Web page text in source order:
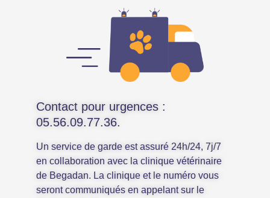
Contact pour urgences :
05.56.09.77.36.
Un service de garde est assuré 24h/24, 7j/7
en collaboration avec la clinique vétérinaire
de Begadan. La clinique et le numéro vous
seront communiqués en appelant sur le